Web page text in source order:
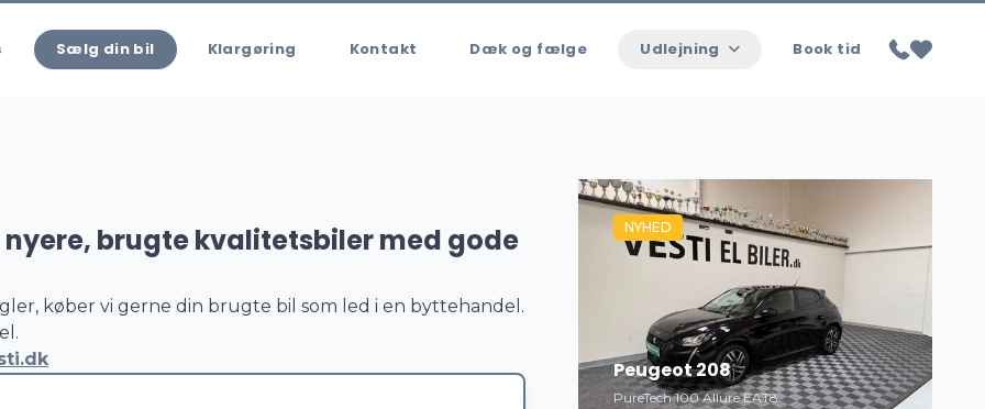
Sælg din bil Klargøring Kontakt Dæk og fælge Udlejning Book tid
brugte kvalitetsbiler med gode
køber vi gerne din brugte bil som led i en byttehandel.
NYHED
Peugeot 208
PureTech 100 Allure EAT8